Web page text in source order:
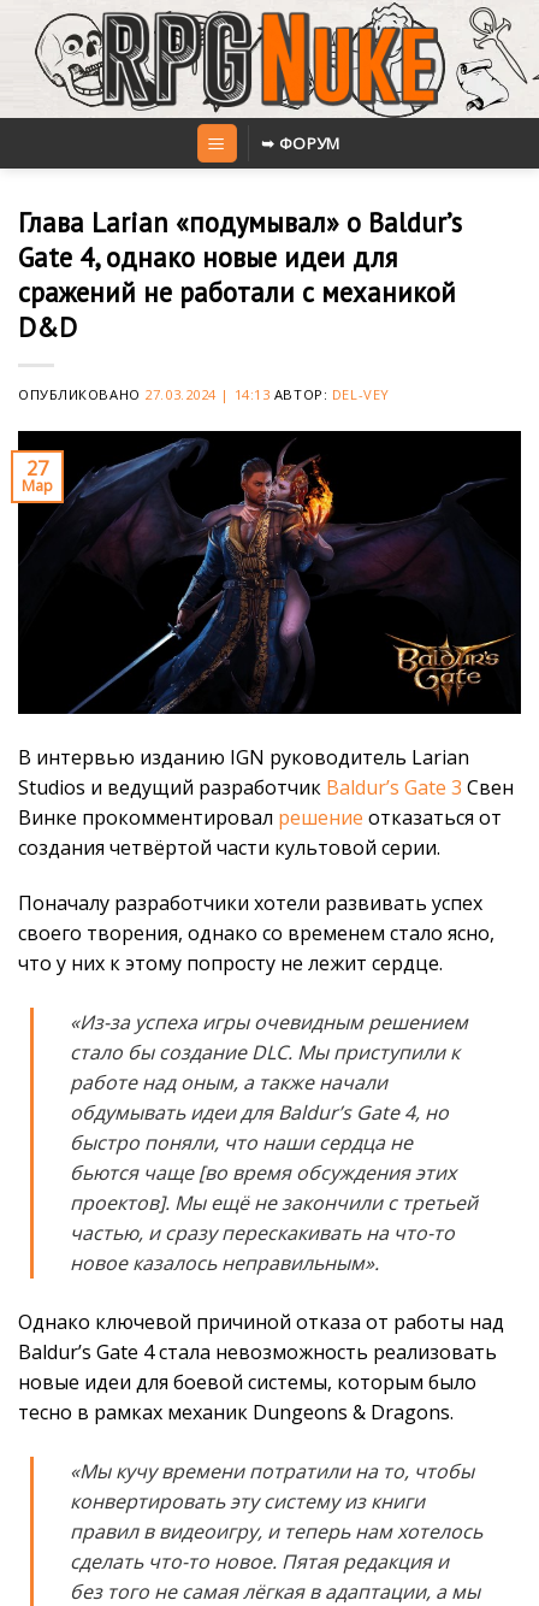
content
➥ ФОРУМ
Глава Larian «подумывал» о Baldur’s
Gate 4, однако новые идеи для
сражений не работали с механикой
D&D
ОПУБЛИКОВАНО 27.03.2024 | 14:13 АВТОР: DEL-VEY
27
Мар
В интервью изданию IGN руководитель Larian
Studios и ведущий разработчик Baldur’s Gate 3 Свен
Винке прокомментировал решение отказаться от
создания четвёртой части культовой серии.
Поначалу разработчики хотели развивать успех
своего творения, однако со временем стало ясно,
что у них к этому попросту не лежит сердце.
«Из-за успеха игры очевидным решением
стало бы создание DLC. Мы приступили к
работе над оным, а также начали
обдумывать идеи для Baldur’s Gate 4, но
быстро поняли, что наши сердца не
бьются чаще [во время обсуждения этих
проектов]. Мы ещё не закончили с третьей
частью, и сразу перескакивать на что-то
новое казалось неправильным».
Однако ключевой причиной отказа от работы над
Baldur’s Gate 4 стала невозможность реализовать
новые идеи для боевой системы, которым было
тесно в рамках механик Dungeons & Dragons.
«Мы кучу времени потратили на то, чтобы
конвертировать эту систему из книги
правил в видеоигру, и теперь нам хотелось
сделать что-то новое. Пятая редакция и
без того не самая лёгкая в адаптации, а мы